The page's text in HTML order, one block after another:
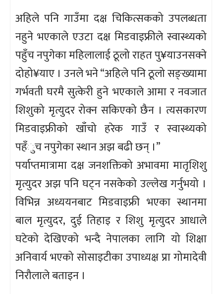
अहिले पनि गाउँमा दक्ष चिकित्सकको उपलब्धता
नहुने भएकाले एउटा दक्ष मिडवाइफ्रीले स्वास्थ्यको
पहुँच नपुगेका महिलालाई ठूलो राहत पु¥याउनसक्ने
दोहो¥याए । उनले भने “अहिले पनि ठूलो सङ्ख्यामा
गर्भवती घरमै सुत्केरी हुने भएकाले आमा र नवजात
शिशुको मृत्युदर रोक्न सकिएको छैन । त्यसकारण
मिडवाइफ्रीको खाँचो हरेक गाउँ र स्वास्थ्यको
पहँुच नपुगेका स्थान अझ बढी छन् ।”
पर्याप्तमात्रामा दक्ष जनशक्तिको अभावमा मातृशिशु
मृत्युदर अझ पनि घट्न नसकेको उल्लेख गर्नुभयो ।
विभिन्न अध्ययनबाट मिडवाइफ्री भएका स्थानमा
बाल मृत्युदर, दुई तिहाइ र शिशु मृत्युदर आधाले
घटेको देखिएको भन्दै नेपालका लागि यो शिक्षा
अनिवार्य भएको सोसाइटीका उपाध्यक्ष प्रा गोमादेवी
निरौलाले बताइन ।